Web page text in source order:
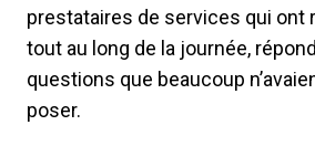
prestataires de services qui ont
tout au long de la journée,
questions que beaucoup
poser.